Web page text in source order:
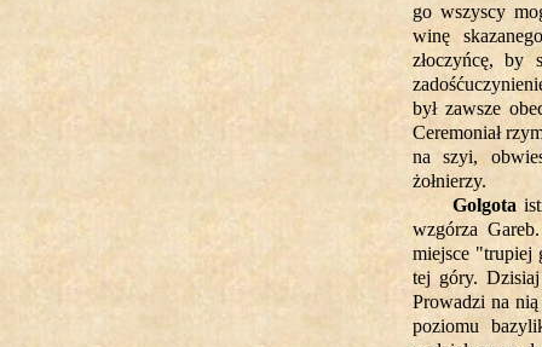
go wszyscy
winę
złoczyńcę,
był zawsze
Ceremoniał
na szyi,
żołnierzy.
Golgota
wzgórza
miejsce "trupiej
tej góry.
Prowadzi na
poziomu